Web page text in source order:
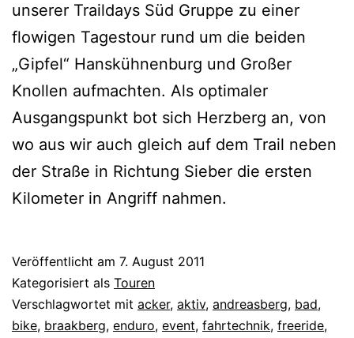
unserer Traildays Süd Gruppe zu einer
flowigen Tagestour rund um die beiden
„Gipfel“ Hanskühnenburg und Großer
Knollen aufmachten. Als optimaler
Ausgangspunkt bot sich Herzberg an, von
wo aus wir auch gleich auf dem Trail neben
der Straße in Richtung Sieber die ersten
Kilometer in Angriff nahmen.
Veröffentlicht am 7. August 2011
Kategorisiert als Touren
Verschlagwortet mit acker, aktiv, andreasberg, bad,
bike, braakberg, enduro, event, fahrtechnik, freeride,